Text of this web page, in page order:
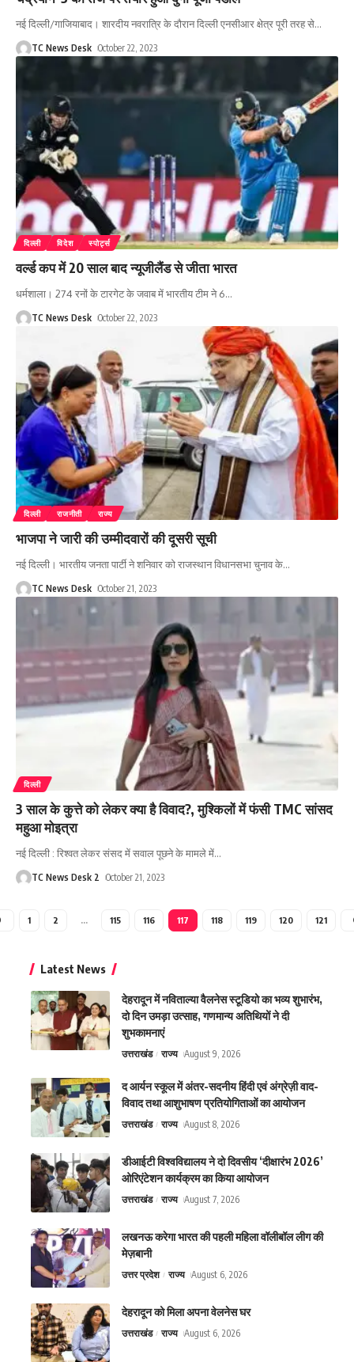
नई दिल्ली/गाजियाबाद। शारदीय नवरात्रि के दौरान दिल्ली एनसीआर क्षेत्र पूरी तरह से…
TC News Desk October 22, 2023
दिल्ली विदेश स्पोर्ट्स
वर्ल्ड कप में 20 साल बाद न्यूजीलैंड से जीता भारत
धर्मशाला। 274 रनों के टारगेट के जवाब में भारतीय टीम ने 6…
TC News Desk October 22, 2023
दिल्ली राजनीती राज्य
भाजपा ने जारी की उम्मीदवारों की दूसरी सूची
नई दिल्ली। भारतीय जनता पार्टी ने शनिवार को राजस्थान विधानसभा चुनाव के…
TC News Desk October 21, 2023
दिल्ली
3 साल के कुत्ते को लेकर क्या है विवाद?, मुश्किलों में फंसी TMC सांसद
महुआ मोइत्रा
नई दिल्ली : रिश्वत लेकर संसद में सवाल पूछने के मामले में…
TC News Desk 2 October 21, 2023
1 2 … 115 116 117 118 119 120 121
Latest News
देहरादून में नविताल्या वैलनेस स्टूडियो का भव्य शुभारंभ,
दो दिन उमड़ा उत्साह, गणमान्य अतिथियों ने दी
शुभकामनाएं
उत्तराखंड राज्य August 9, 2026
द आर्यन स्कूल में अंतर-सदनीय हिंदी एवं अंग्रेज़ी वाद-
विवाद तथा आशुभाषण प्रतियोगिताओं का आयोजन
उत्तराखंड राज्य August 8, 2026
डीआईटी विश्वविद्यालय ने दो दिवसीय ‘दीक्षारंभ 2026’
ओरिएंटेशन कार्यक्रम का किया आयोजन
उत्तराखंड राज्य August 7, 2026
लखनऊ करेगा भारत की पहली महिला वॉलीबॉल लीग की
मेज़बानी
उत्तर प्रदेश राज्य August 6, 2026
देहरादून को मिला अपना वेलनेस घर
उत्तराखंड राज्य August 6, 2026